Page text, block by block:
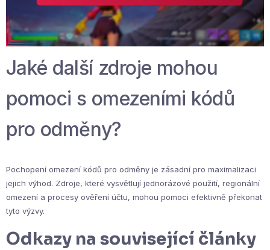
Jaké další zdroje mohou
pomoci s omezeními kódů
pro odměny?
Pochopení omezení kódů pro odměny je zásadní pro maximalizaci
jejich výhod. Zdroje, které vysvětlují jednorázové použití, regionální
omezení a procesy ověření účtu, mohou pomoci efektivně překonat
tyto výzvy.
Odkazy na související články